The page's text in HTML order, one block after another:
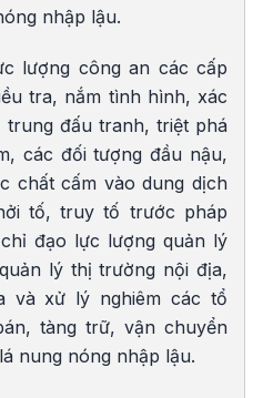
nhập lậu.
lượng công an các cấp
tra, nắm tình hình, xác
đấu tranh, triệt phá
các đối tượng đầu nậu,
chất cấm vào dung dịch
tố, truy tố trước pháp
đạo lực lượng quản lý
lý thị trường nội địa,
và xử lý nghiêm các tổ
tàng trữ, vận chuyển
nung nóng nhập lậu.